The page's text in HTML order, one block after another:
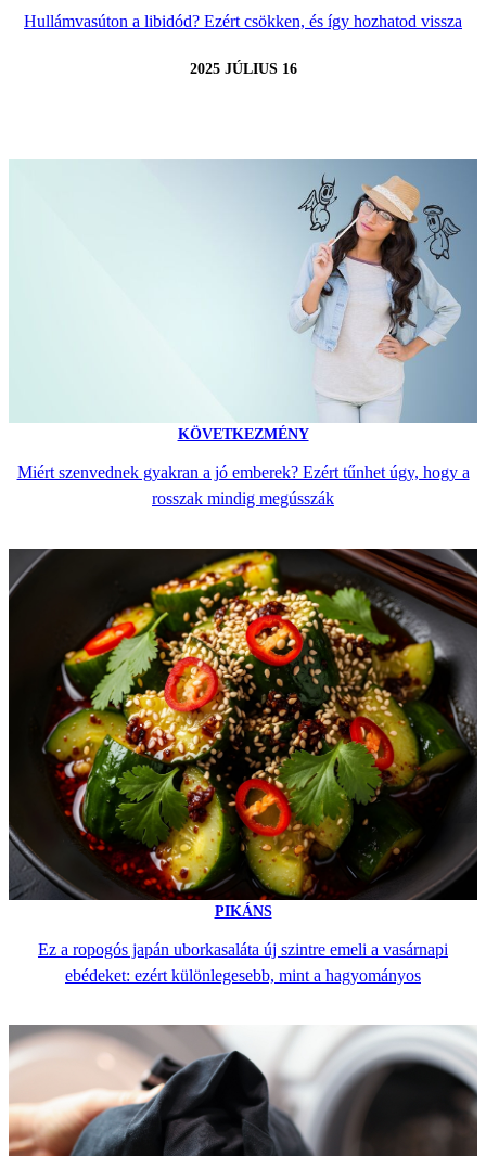
Hullámvasúton a libidód? Ezért csökken, és így hozhatod vissza
2025 JÚLIUS 16
KÖVETKEZMÉNY
Miért szenvednek gyakran a jó emberek? Ezért tűnhet úgy, hogy a
rosszak mindig megússzák
PIKÁNS
Ez a ropogós japán uborkasaláta új szintre emeli a vasárnapi
ebédeket: ezért különlegesebb, mint a hagyományos